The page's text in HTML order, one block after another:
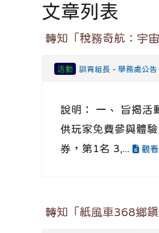
文章列表
轉知「稅務奇航：宇
活動 訓育組長 - 學務處公告
說明： 一、 旨揭活
供玩家免費參與體
券，第1名 3,...
觀看
轉知「紙風車368鄉